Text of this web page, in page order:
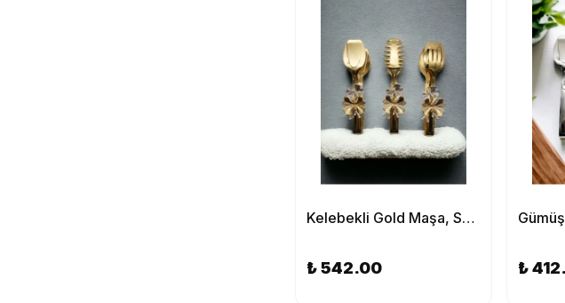
Kelebekli Gold Maşa, Salata, Makarna ve Pasta Sunum Maşası, Paslanmaz Çelik 18/10 Yemek Maşa Seti
₺ 542.00 ₺